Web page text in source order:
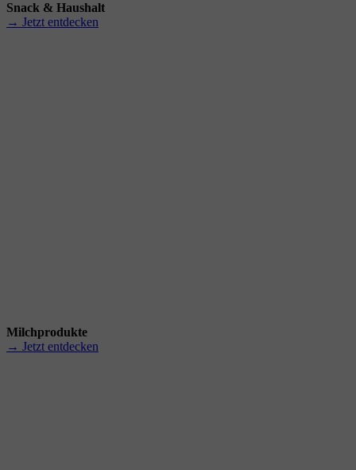
Snack & Haushalt
→ Jetzt entdecken
Milchprodukte
→ Jetzt entdecken